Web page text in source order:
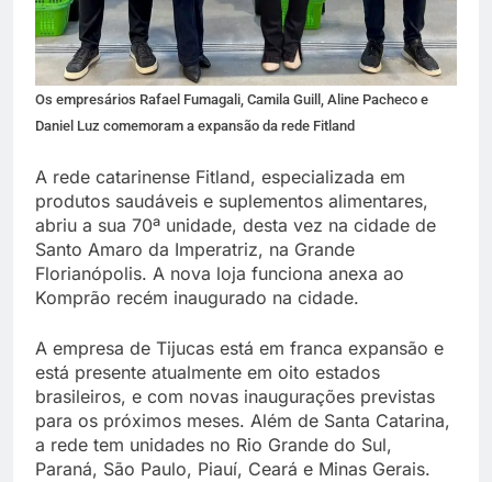
Os empresários Rafael Fumagali, Camila Guill, Aline Pacheco e
Daniel Luz comemoram a expansão da rede Fitland
A rede catarinense Fitland, especializada em
produtos saudáveis e suplementos alimentares,
abriu a sua 70ª unidade, desta vez na cidade de
Santo Amaro da Imperatriz, na Grande
Florianópolis. A nova loja funciona anexa ao
Komprão recém inaugurado na cidade.
A empresa de Tijucas está em franca expansão e
está presente atualmente em oito estados
brasileiros, e com novas inaugurações previstas
para os próximos meses. Além de Santa Catarina,
a rede tem unidades no Rio Grande do Sul,
Paraná, São Paulo, Piauí, Ceará e Minas Gerais.